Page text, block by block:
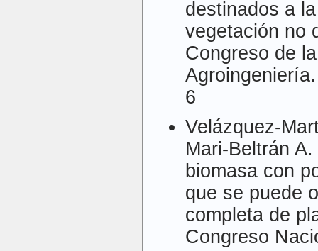
destinados a
vegetación no
Congreso de
6
Velázquez-
Mari-Beltrán
biomasa con
que se puede
completa de
Congreso